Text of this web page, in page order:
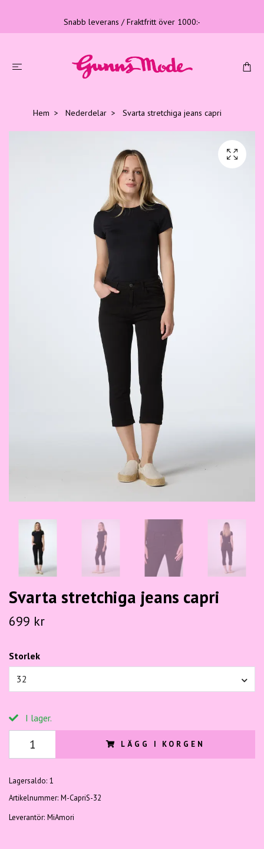
Snabb leverans / Fraktfritt över 1000:-
Hem Nederdelar Svarta stretchiga jeans capri
Svarta stretchiga jeans capri
699 kr
Storlek
32
I lager.
LÄGG I KORGEN
Lagersaldo: 1
Artikelnummer: M-CapriS-32
Leverantör: MiAmori